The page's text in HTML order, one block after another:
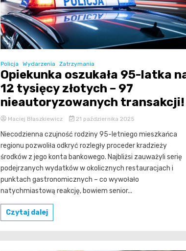
Policja Wydarzenia Zatrzymania
Opiekunka oszukała 95-latka
12 tysięcy złotych – 97
nieautoryzowanych transakcji!
Maciej Błaszkiewicz 21 października 2025
Niecodzienna czujność rodziny 95-letniego mieszkańca
regionu pozwoliła odkryć rozległy proceder kradzieży
środków z jego konta bankowego. Najbliżsi zauważyli serię
podejrzanych wydatków w okolicznych restauracjach i
punktach gastronomicznych – co wywołało
natychmiastową reakcję, bowiem senior...
Czytaj dalej